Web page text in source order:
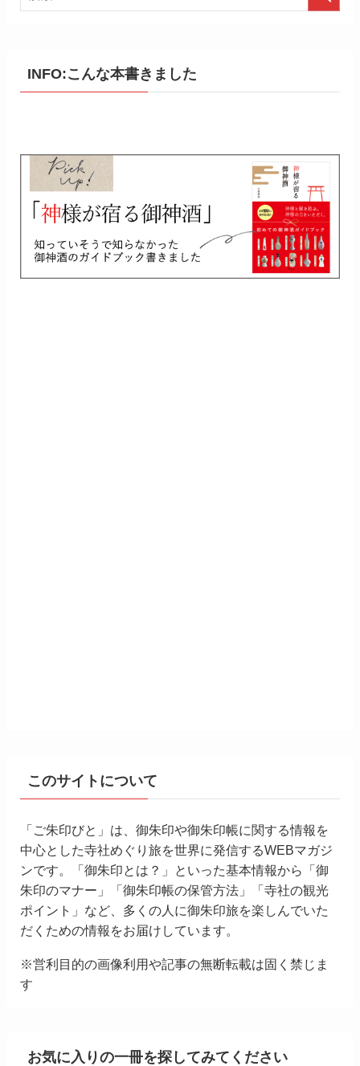
INFO:こんな本書きました
このサイトについて
「ご朱印びと」は、御朱印や御朱印帳に関する情報を
中心とした寺社めぐり旅を世界に発信するWEBマガジ
ンです。「御朱印とは？」といった基本情報から「御
朱印のマナー」「御朱印帳の保管方法」「寺社の観光
ポイント」など、多くの人に御朱印旅を楽しんでいた
だくための情報をお届けしています。
※営利目的の画像利用や記事の無断転載は固く禁じま
す
お気に入りの一冊を探してみてください